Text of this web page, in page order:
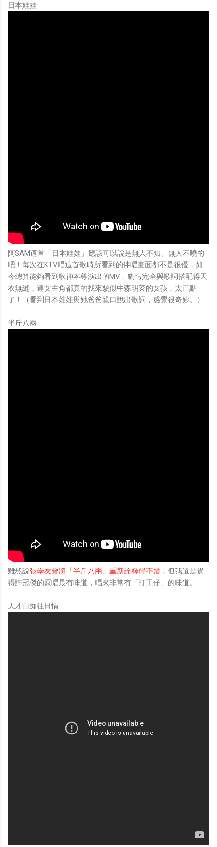
日本娃娃
阿SAM這首「日本娃娃」應該可以說是無人不知、無人不曉的
吧！每次在KTV唱這首歌時所看到的伴唱畫面都不是很優，如
今總算能夠看到歌神本尊演出的MV，劇情完全與歌詞搭配得天
衣無縫，連女主角都真的找來貌似中森明菜的女孩，太正點
了！（看到日本娃娃與她爸爸親口說出歌詞，感覺很奇妙。）
半斤八兩
雖然說張學友曾將「半斤八兩」重新詮釋得不錯 ，但我還是覺
得許冠傑的原唱最有味道，唱來非常有「打工仔」的味道。
天才白痴往日情